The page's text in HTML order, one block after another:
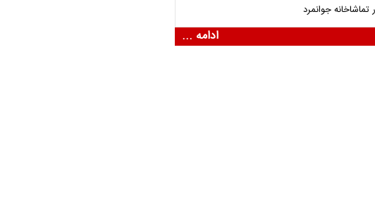
تماشاخانه جوانمرد
ادامه ...